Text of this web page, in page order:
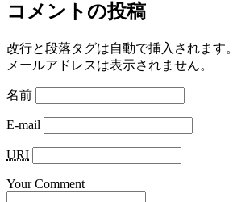
コメントの投稿
改行と段落タグは自動で挿入されます。
メールアドレスは表示されません。
名前
E-mail
URI
Your Comment